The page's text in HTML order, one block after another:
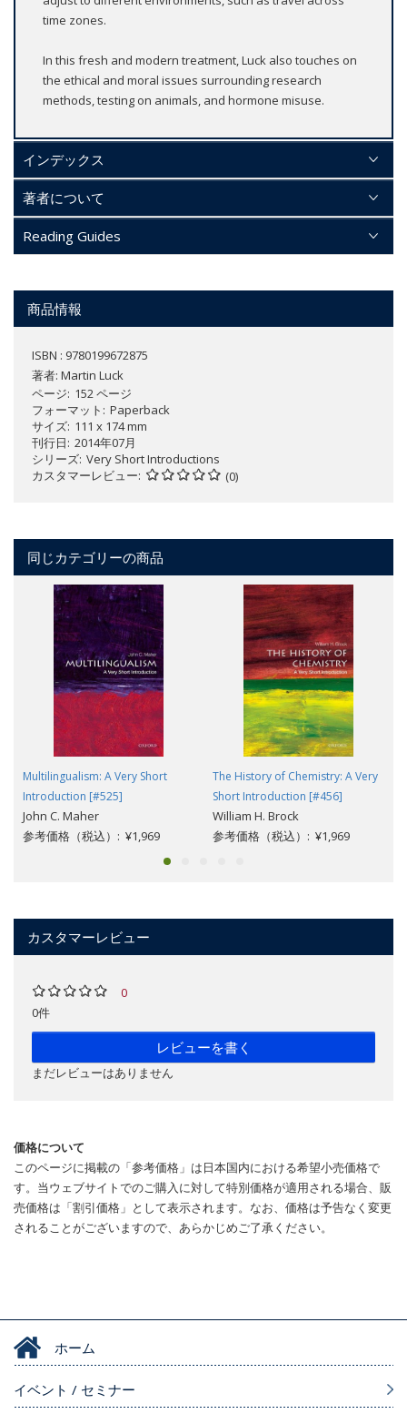
time zones.
In this fresh and modern treatment, Luck also touches on
the ethical and moral issues surrounding research
methods, testing on animals, and hormone misuse.
インデックス
著者について
Reading Guides
商品情報
ISBN : 9780199672875
著者: Martin Luck
ページ 152 ページ
フォーマット
Paperback
サイズ 111 x 174 mm
刊行日 2014年07月
シリーズ Very Short Introductions
カスタマーレビュー
(0)
同じカテゴリーの商品
Multilingualism: A Very Short
Introduction [#525]
John C. Maher
参考価格（税込）: ¥1,969
The History of Chemistry: A Very
Short Introduction [#456]
William H. Brock
参考価格（税込）: ¥1,969
カスタマーレビュー
0
0件
レビューを書く
まだレビューはありません
価格について
このページに掲載の「参考価格」は日本国内における希望小売価格で
す。当ウェブサイトでのご購入に対して特別価格が適用される場合、販
売価格は「割引価格」として表示されます。なお、価格は予告なく変更
されることがございますので、あらかじめご了承ください。
ホーム
イベント / セミナー